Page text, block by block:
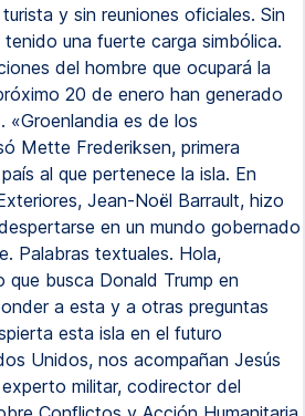
y sin reuniones oficiales. Sin
una fuerte carga simbólica.
del hombre que ocupará la
20 de enero han generado
«Groenlandia es de los
Mette Frederiksen, primera
al que pertenece la isla. En
Jean-Noël Barrault, hizo
en un mundo gobernado
Palabras textuales. Hola,
que busca Donald Trump en
a esta y a otras preguntas
esta isla en el futuro
Unidos, nos acompañan Jesús
militar, codirector del